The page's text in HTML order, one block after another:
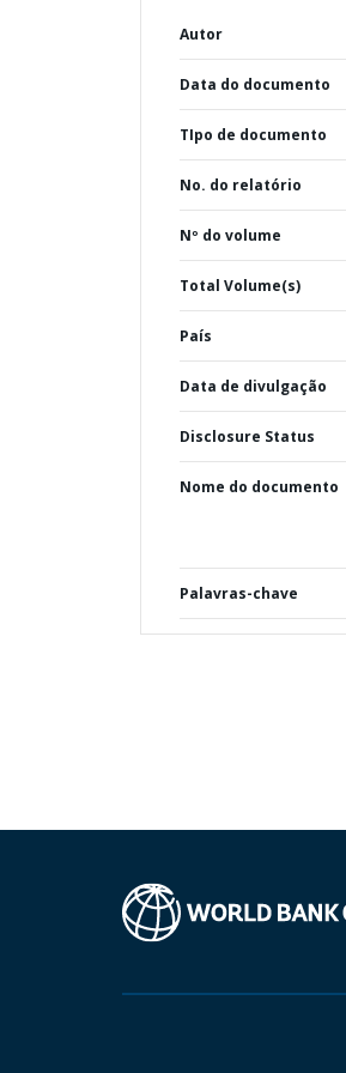
Autor
Data do documento
TIpo de documento
No. do relatório
Nº do volume
Total Volume(s)
País
Data de divulgação
Disclosure Status
Nome do documento
Palavras-chave